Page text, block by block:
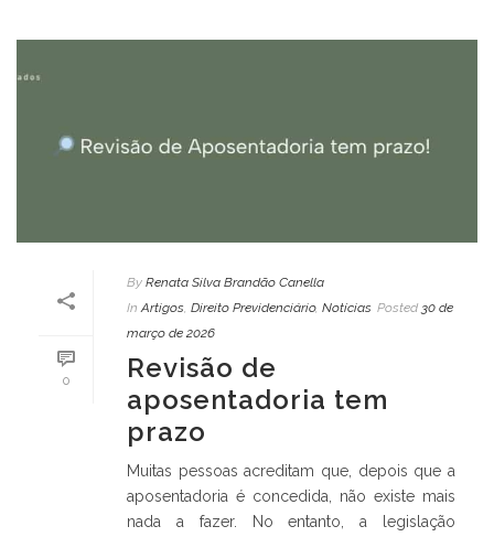
0
By Renata Silva Brandão Canella
In Artigos, Direito Previdenciário, Notícias Posted 30 de
março de 2026
Revisão de
aposentadoria tem
prazo
Muitas pessoas acreditam que, depois que a
aposentadoria é concedida, não existe mais
nada a fazer. No entanto, a legislação